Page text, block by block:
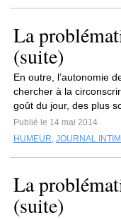
La
(suite)
En outre, l’autonomie
chercher à la
goût du jour, des plus
Publié le 14 mai 2014
HUMEUR, JOURNAL
La
(suite)